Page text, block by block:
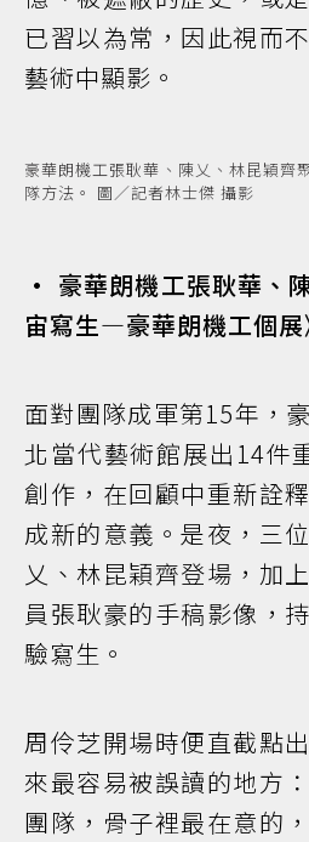
已習以為常，因此視而
藝術中顯影。
豪華朗機工張耿華、陳乂、林昆穎齊
隊方法。 圖／記者林士傑 攝影
• 豪華朗機工張耿華、
宙寫生—豪華朗機工個展
面對團隊成軍第15年，
北當代藝術館展出14件
創作，在回顧中重新詮
成新的意義。是夜，三
乂、林昆穎齊登場，加
員張耿豪的手稿影像，
驗寫生。
周伶芝開場時便直截點
來最容易被誤讀的地方
團隊，骨子裡最在意的